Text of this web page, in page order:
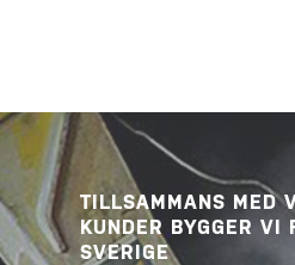
TILLSAMMANS MED
KUNDER BYGGER VI
SVERIGE